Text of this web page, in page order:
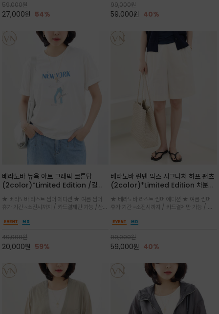
59,000원
27,000원 54%
99,000원
59,000원 40%
베라노바 뉴욕 아트 그래픽 코튼탑
(2color)*Limited Edition /길어
세요 ^^
★ 베라노바 라스트 썸머 에디션 ★ 여름 썸머
휴가 기간 ~소진시까지 / 카드결제만 가능 /산뜻
레터링과 감각적인 일러스트 프린트가 어우러져
49,000원
20,000원 59%
베라노바 린넨 믹스 시그니처 하프 팬츠
(2color)*Limited Edition 차분한
진 여름의 끝자락까지 멋스럽게 연출하
세요 ^^
★ 베라노바 라스트 썸머 에디션 ★ 여름 썸머
휴가 기간 ~소진시까지 / 카드결제만 가능 / 앞
게 체형을 커버해 우아한 비율을 완성
99,000원
59,000원 40%